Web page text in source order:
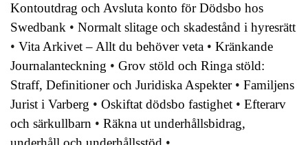
Kontoutdrag och Avsluta konto för Dödsbo hos
Swedbank • Normalt slitage och skadestånd i hyresrätt
• Vita Arkivet – Allt du behöver veta • Kränkande
Journalanteckning • Grov stöld och Ringa stöld:
Straff, Definitioner och Juridiska Aspekter• Familjens
Jurist i Varberg • Oskiftat dödsbo fastighet • Efterarv
och särkullbarn • Räkna ut underhållsbidrag,